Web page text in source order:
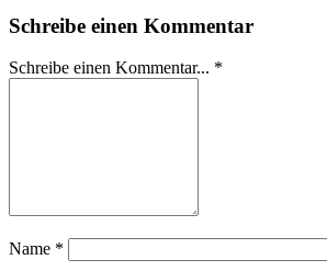
Schreibe einen Kommentar
Schreibe einen Kommentar... *
Name *